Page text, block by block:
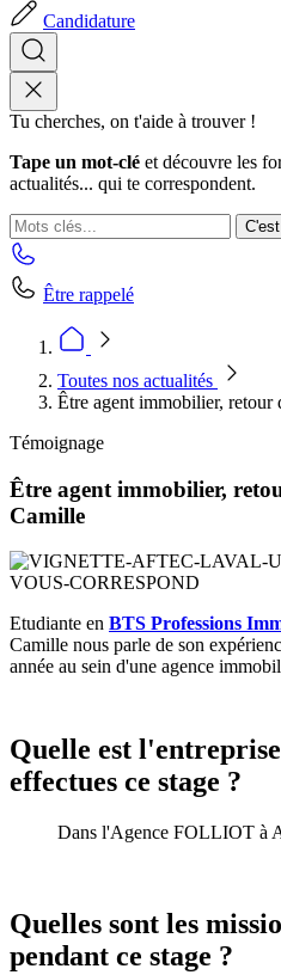
Candidature
Tu cherches, on t'aide à trouver !
Tape un mot-clé et découvre les
actualités... qui te correspondent.
Être rappelé
Toutes nos actualités
Être agent immobilier, retour
Témoignage
Être agent immobilier,
Camille
Etudiante en BTS Professions
Camille nous parle de son
année au sein d'une agence
Quelle est
effectues ce stage ?
Dans l'Agence FOLLIOT à
Quelles sont les
pendant ce stage ?